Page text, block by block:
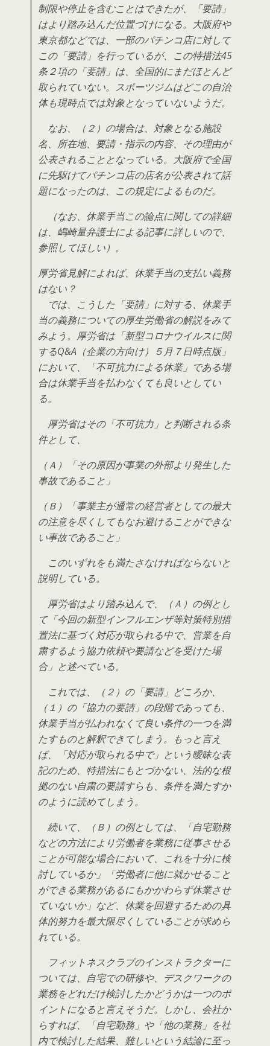
制限や停止を含むことはできたが、「要請」
はより踏み込んだ位置づけになる。大阪府や
東京都などでは、一部のパチンコ店に対して
この「要請」を行っているが、この特措法45
条２項の「要請」は、全国的にまだほとんど
取られていない。スポーツジムはどこの自治
体も現時点では対象となっていないようだ。
なお、（２）の場合は、対象となる施設
名、所在地、要請・指示の内容、その理由が
公表されることとなっている。大阪府で全国
に先駆けてパチンコ店の店名が公表されて話
題になったのは、この規定によるものだ。
（なお、休業手当この論点に関しての詳細
は、嶋崎量弁護士による記事に詳しいので、
参照してほしい）。
厚労省見解によれば、休業手当の支払い義務
はない？
では、こうした「要請」に対する、休業手
当の義務についての厚生労働省の解説をみて
みよう。厚労省は「新型コロナウイルスに関
するQ&A（企業の方向け）５月７日時点版」
において、「不可抗力による休業」である場
合は休業手当を払わなくても良いとしてい
る。
厚労省はその「不可抗力」と判断される条
件として、
（Ａ）「その原因が事業の外部より発生した
事故であること」
（Ｂ）「事業主が通常の経営者としての最大
の注意を尽くしてもなお避けることができな
い事故であること」
このいずれをも満たさなければならないと
説明している。
厚労省はより踏み込んで、（Ａ）の例とし
て「今回の新型インフルエンザ等対策特別措
置法に基づく対応が取られる中で、営業を自
粛するよう協力依頼や要請などを受けた場
合」と述べている。
これでは、（２）の「要請」どころか、
（１）の「協力の要請」の段階であっても、
休業手当が払われなくて良い条件の一つを満
たすものと解釈できてしまう。もっと言え
ば、「対応が取られる中で」という曖昧な表
記のため、特措法にもとづかない、法的な根
拠のない自粛の要請すらも、条件を満たすか
のように読めてしまう。
続いて、（Ｂ）の例としては、「自宅勤務
などの方法により労働者を業務に従事させる
ことが可能な場合において、これを十分に検
討しているか」「労働者に他に就かせること
ができる業務があるにもかかわらず休業させ
ていないか」など、休業を回避するための具
体的努力を最大限尽くしていることが求めら
れている。
フィットネスクラブのインストラクターに
ついては、自宅での研修や、デスクワークの
業務をどれだけ検討したかどうかは一つのポ
イントになると言えそうだ。しかし、会社か
らすれば、「自宅勤務」や「他の業務」を社
内で検討した結果、難しいという結論に至っ